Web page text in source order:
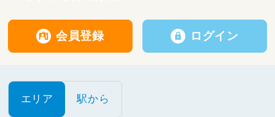
会員登録 ログイン
エリア 駅から